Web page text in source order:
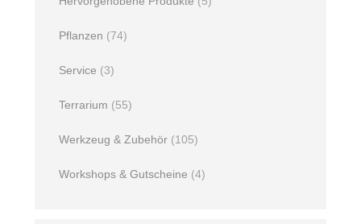
Pflanzen (74)
Service (3)
Terrarium (55)
Werkzeug & Zubehör (105)
Workshops & Gutscheine (4)